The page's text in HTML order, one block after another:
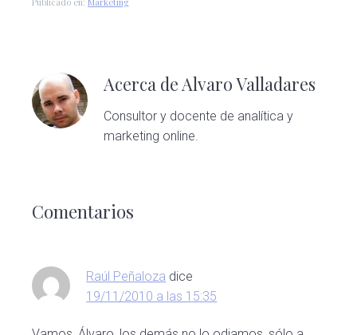
Acerca de Alvaro Valladares
Consultor y docente de analítica y
marketing online.
con
lectores
Comentarios
Raúl Peñaloza dice
19/11/2010 a las 15:35